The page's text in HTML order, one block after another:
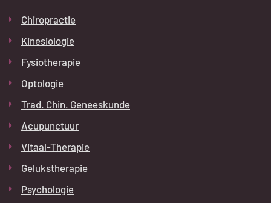
Chiropractie
Kinesiologie
Fysiotherapie
Optologie
Trad. Chin. Geneeskunde
Acupunctuur
Vitaal-Therapie
Gelukstherapie
Psychologie